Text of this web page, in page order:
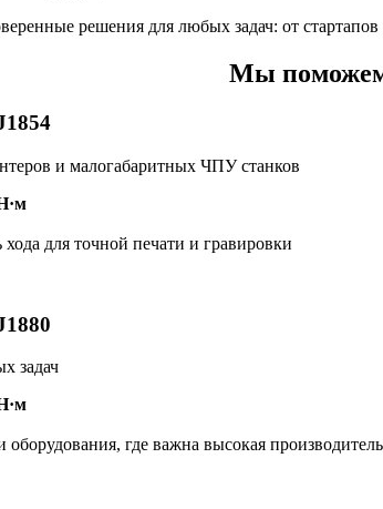
решения для любых задач: от
Мы поможем
и малогабаритных ЧПУ станков
для точной печати и гравировки
задач
где важна высокая